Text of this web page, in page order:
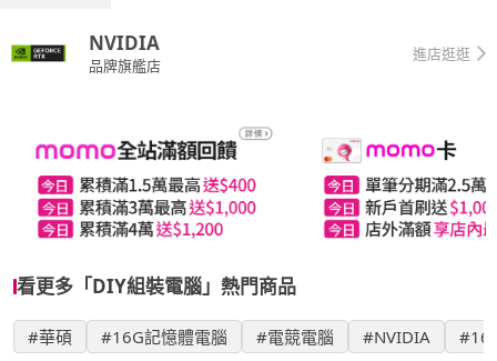
NVIDIA
品牌旗艦店
進店逛逛
看更多「DIY組裝電腦」熱門商品
#華碩 #16G記憶體電腦 #電競電腦 #NVIDIA